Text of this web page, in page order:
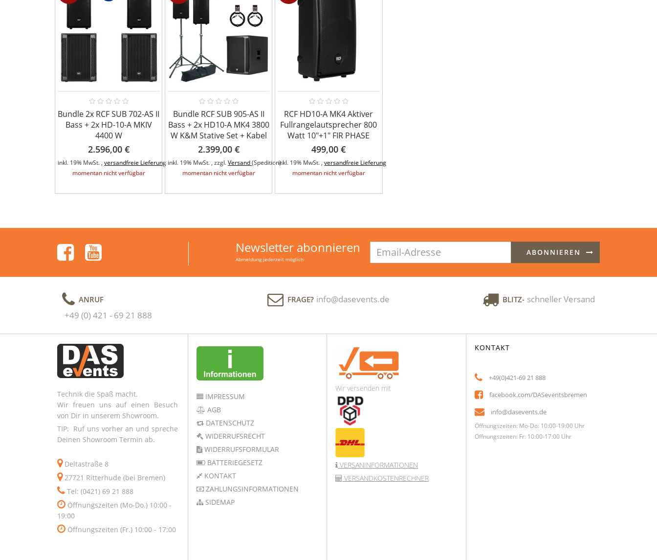
Bundle 2x RCF SUB 702-AS II
Bass + 2x HD-10-A MKIV
4400 W
2.596,00 €
inkl. 19% MwSt. , versandfreie Lieferung
momentan nicht verfügbar
Bundle RCF SUB 905-AS II
Bass + 2x HD10-A MK4 3800
W K&M Stative Set + Kabel
2.399,00 €
inkl. 19% MwSt. , zzgl.Versand(Spedition)
momentan nicht verfügbar
RCF HD10-A MK4 Aktiver
Fullrangelautsprecher 800
Watt 10"+1" FIR PHASE
499,00 €
inkl. 19% MwSt. ,versandfreie Lieferung
momentan nicht verfügbar
Newsletter abonnieren
Abmeldung jederzeit möglich
Adresse
ABONNIEREN
ANRUF
+49 (0) 421 - 69 21 888
FRAGE? info@dasevents.de BLITZ- schneller Versand
Technik die Spaß macht.
Wir freuen uns auf einen Besuch
von Dir in unserem Showroom.
TIP: Ruf uns vorher an und spreche
Deinen Showroom Termin ab.
Deltastraße 8
27721 Ritterhude (bei Bremen)
Tel: (0421) 69 21 888
Öffnungszeiten (Mo-Do.) 10:00 -
19:00
Öffnungszeiten (Fr.) 10:00 - 17:00
IMPRESSUM
AGB
DATENSCHUTZ
WIDERRUFSRECHT
WIDERRUFSFORMULAR
BATTERIEGESETZ
KONTAKT
ZAHLUNGSINFORMATIONEN
SIDEMAP
Wir versenden mit
VERSANINFORMATIONEN
VERSANDKOSTENRECHNER
KONTAKT
+49(0)421-69 21 888
facebook.com/DASeventsbremen
info@dasevents.de
Öffnungszeiten: Mo-Do: 10:00-19:00 Uhr
Öffnungszeiten: Fr: 10:00-17:00 Uhr